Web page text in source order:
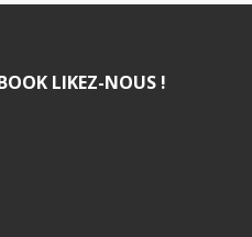
LIKEZ-NOUS !